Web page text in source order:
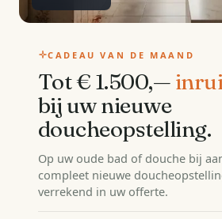
CADEAU VAN DE MAAND
Tot € 1.500,—
bij uw nieuwe
doucheopstelling.
Op uw oude bad of douche bij
compleet nieuwe
verrekend in uw offerte.